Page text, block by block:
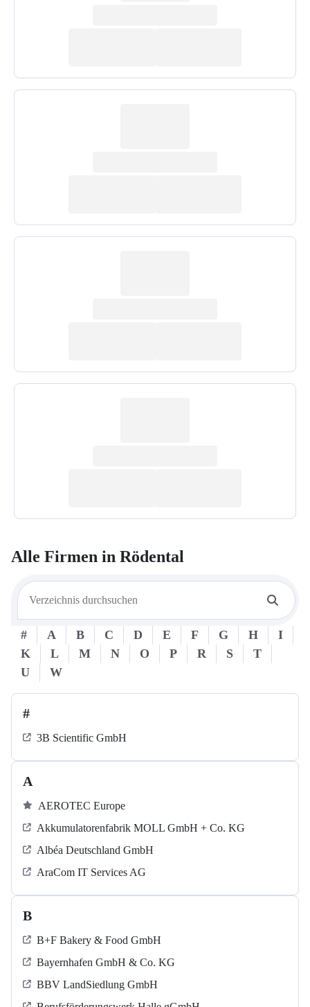
Alle Firmen in Rödental
# A B C D E F G H
I
K
L M N O P R S
T
U
W
#
3B Scientific GmbH
A
AEROTEC Europe
Akkumulatorenfabrik MOLL GmbH + Co. KG
Albéa Deutschland GmbH
AraCom IT Services AG
B
B+F Bakery & Food GmbH
Bayernhafen GmbH & Co. KG
BBV LandSiedlung GmbH